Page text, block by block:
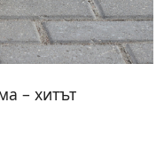
– хитът